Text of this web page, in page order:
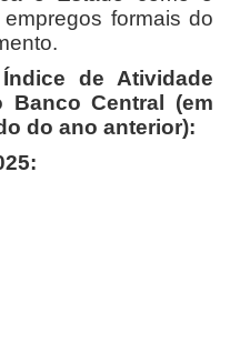
formais do
de Atividade
Banco Central (em
do ano anterior):